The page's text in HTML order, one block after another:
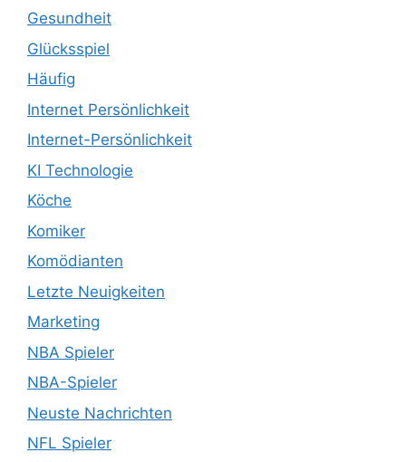
Gesundheit
Glücksspiel
Häufig
Internet Persönlichkeit
Internet-Persönlichkeit
KI Technologie
Köche
Komiker
Komödianten
Letzte Neuigkeiten
Marketing
NBA Spieler
NBA-Spieler
Neuste Nachrichten
NFL Spieler